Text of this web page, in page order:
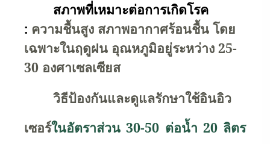
สภาพที่เหมาะต่อการเกิดโรค
: ความชื้นสูง สภาพอากาศร้อนชื้น โดย
เฉพาะในฤดูฝน อุณหภูมิอยู่ระหว่าง 25-
30 องศาเซลเซียส
วิธีป้องกันและดูแลรักษาใช้อินอิว
เซอร์ในอัตราส่วน 30-50 ต่อน้ำ 20 ลิตร